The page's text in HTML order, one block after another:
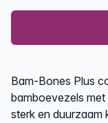
Description
Bam-Bones Plus
bamboevezels
sterk en duurzaam